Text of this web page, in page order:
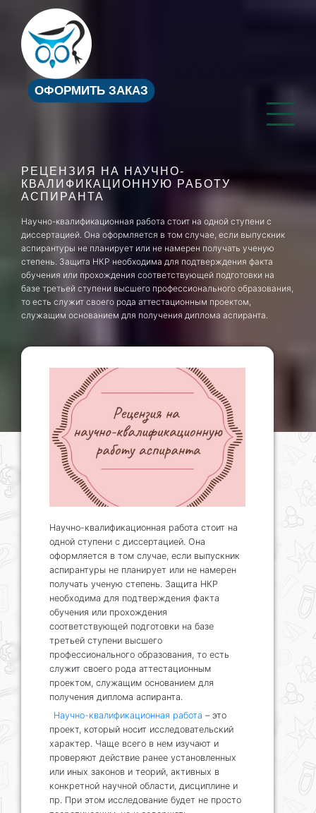
ОФОРМИТЬ ЗАКАЗ
РЕЦЕНЗИЯ НА НАУЧНО-
КВАЛИФИКАЦИОННУЮ РАБОТУ
АСПИРАНТА
Научно-квалификационная работа стоит на одной ступени с
диссертацией. Она оформляется в том случае, если выпускник
аспирантуры не планирует или не намерен получать ученую
степень. Защита НКР необходима для подтверждения факта
обучения или прохождения соответствующей подготовки на
базе третьей ступени высшего профессионального образования,
то есть служит своего рода аттестационным проектом,
служащим основанием для получения диплома аспиранта.
Научно-квалификационная работа стоит на
одной ступени с диссертацией. Она
оформляется в том случае, если выпускник
аспирантуры не планирует или не намерен
получать ученую степень. Защита НКР
необходима для подтверждения факта
обучения или прохождения
соответствующей подготовки на базе
третьей ступени высшего
профессионального образования, то есть
служит своего рода аттестационным
проектом, служащим основанием для
получения диплома аспиранта.
Научно-квалификационная работа – это
проект, который носит исследовательский
характер. Чаще всего в нем изучают и
проверяют действие ранее установленных
или иных законов и теорий, активных в
конкретной научной области, дисциплине и
пр. При этом исследование будет не просто